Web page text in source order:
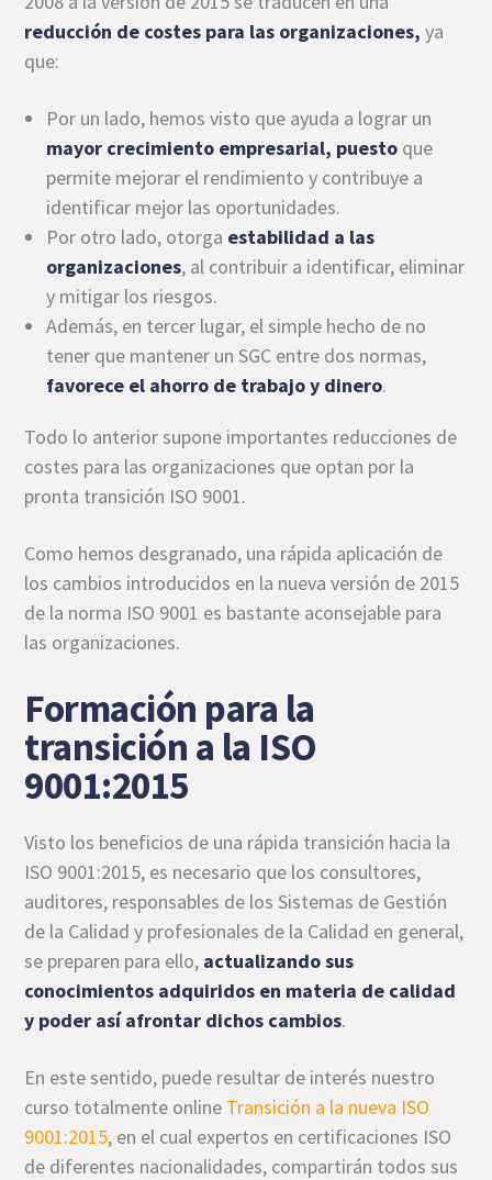
reducción de costes para las organizaciones, ya
que:
Por un lado, hemos visto que ayuda a lograr un
mayor crecimiento empresarial, puesto que
permite mejorar el rendimiento y contribuye a
identificar mejor las oportunidades.
Por otro lado, otorga estabilidad a las
organizaciones, al contribuir a identificar, eliminar
y mitigar los riesgos.
Además, en tercer lugar, el simple hecho de no
tener que mantener un SGC entre dos normas,
favorece el ahorro de trabajo y dinero.
Todo lo anterior supone importantes reducciones de
costes para las organizaciones que optan por la
pronta transición ISO 9001.
Como hemos desgranado, una rápida aplicación de
los cambios introducidos en la nueva versión de 2015
de la norma ISO 9001 es bastante aconsejable para
las organizaciones.
Formación para la
transición a la ISO
9001:2015
Visto los beneficios de una rápida transición hacia la
ISO 9001:2015, es necesario que los consultores,
auditores, responsables de los Sistemas de Gestión
de la Calidad y profesionales de la Calidad en general,
se preparen para ello, actualizando sus
conocimientos adquiridos en materia de calidad
y poder así afrontar dichos cambios.
En este sentido, puede resultar de interés nuestro
curso totalmente online Transición a la nueva ISO
9001:2015, en el cual expertos en certificaciones ISO
de diferentes nacionalidades, compartirán todos sus